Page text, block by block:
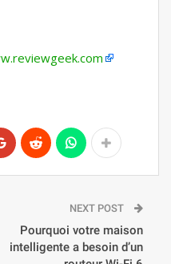
NEXT POST
Pourquoi votre maison
intelligente a besoin d’un